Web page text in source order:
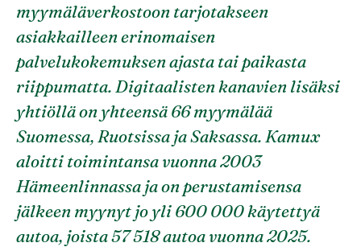
myymäläverkostoon tarjotakseen
asiakkailleen erinomaisen
palvelukokemuksen ajasta tai paikasta
riippumatta. Digitaalisten kanavien lisäksi
yhtiöllä on yhteensä 66 myymälää
Suomessa, Ruotsissa ja Saksassa. Kamux
aloitti toimintansa vuonna 2003
Hämeenlinnassa ja on perustamisensa
jälkeen myynyt jo yli 600 000 käytettyä
autoa, joista 57 518 autoa vuonna 2025.